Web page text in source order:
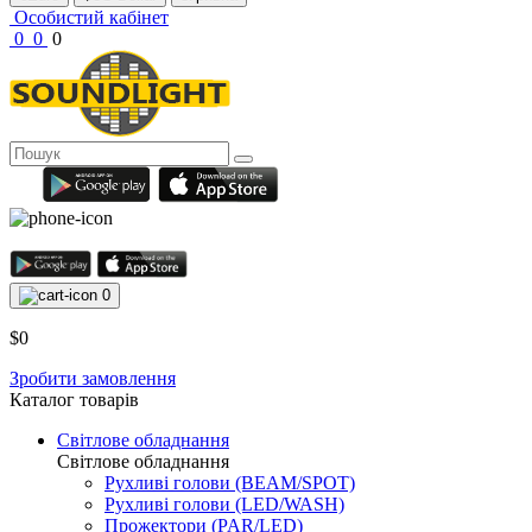
Особистий кабінет
0 0 0
0
$0
Зробити замовлення
Каталог товарів
Світлове обладнання
Світлове обладнання
Рухливі голови (BEAM/SPOT)
Рухливі голови (LED/WASH)
Прожектори (PAR/LED)